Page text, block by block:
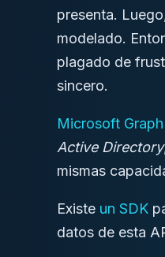
presenta.
modelado.
plagado de
sincero.
Microsoft Graph
Active Directory
mismas
Existe un SDK
datos de esta